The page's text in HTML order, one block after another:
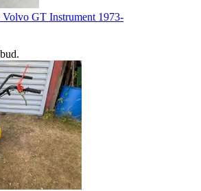
GT Instrument 1973-
.